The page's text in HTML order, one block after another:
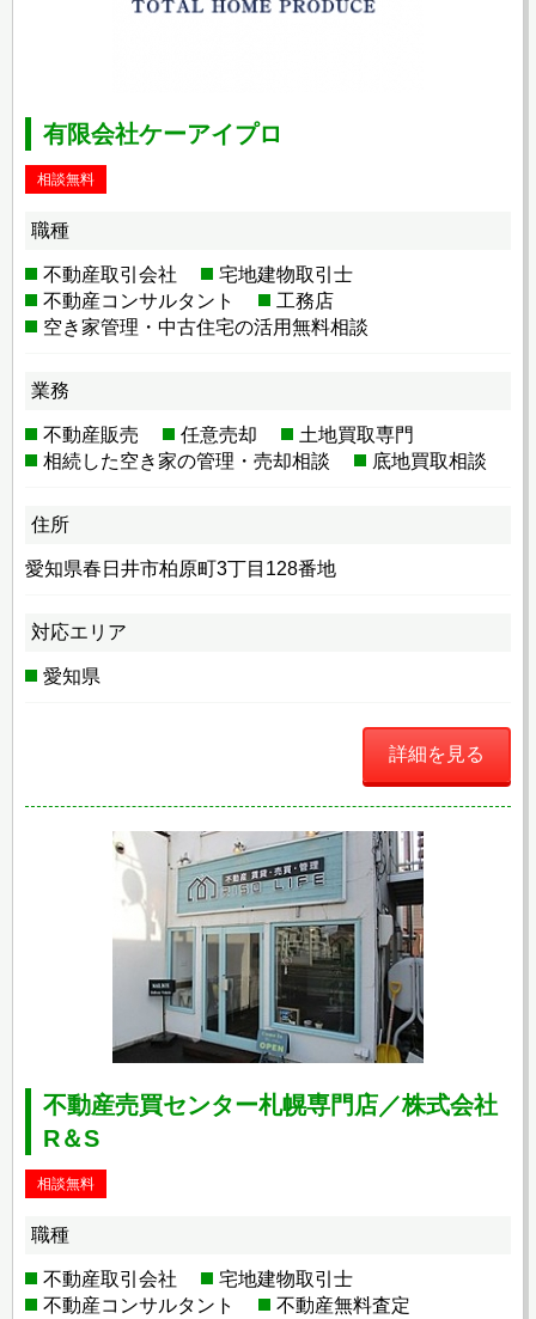
有限会社ケーアイプロ
相談無料
職種
不動産取引会社
宅地建物取引士
不動産コンサルタント
工務店
空き家管理・中古住宅の活用無料相談
業務
不動産販売 任意売却
土地買取専門
相続した空き家の管理・売却相談
底地買取相談
住所
愛知県春日井市柏原町3丁目128番地
対応エリア
愛知県
詳細を見る
不動産売買センター札幌専門店／株式会社
R＆S
相談無料
職種
不動産取引会社
宅地建物取引士
不動産コンサルタント
不動産無料査定